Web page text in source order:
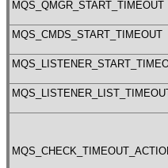
MQS_QMGR_START_TIMEOUT
MQS_CMDS_START_TIMEOUT